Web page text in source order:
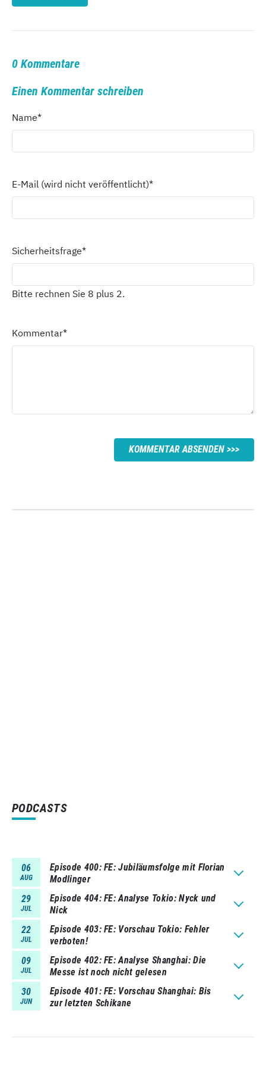
0 Kommentare
Einen Kommentar schreiben
Name*
E-Mail (wird nicht veröffentlicht)*
Sicherheitsfrage*
Bitte rechnen Sie 8 plus 2.
Kommentar*
KOMMENTAR ABSENDEN
PODCASTS
06
AUG
Episode 400 FE: Jubiläumsfolge mit Florian
Modlinger
29
JUL
Episode 404 FE: Analyse Tokio: Nyck und
Nick
22
JUL
Episode 403 FE: Vorschau Tokio: Fehler
verboten!
09
JUL
Episode 402 FE: Analyse Shanghai: Die
Messe ist noch nicht gelesen
30
JUN
Episode 401 FE: Vorschau Shanghai: Bis
zur letzten Schikane